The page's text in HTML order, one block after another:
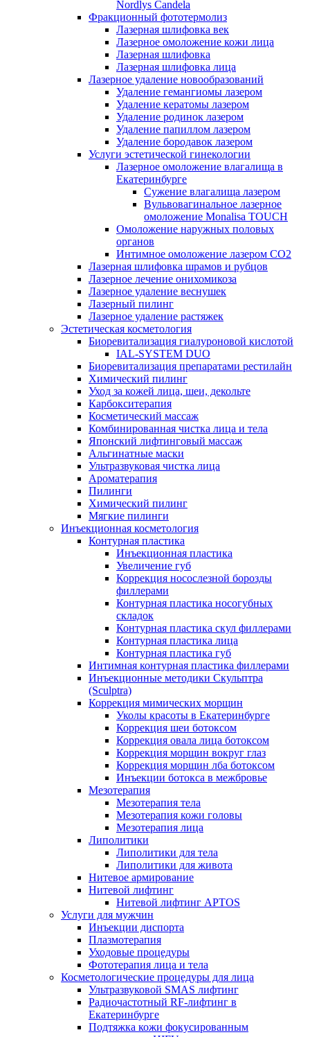
Nordlys Candela
Фракционный фототермолиз
Лазерная шлифовка век
Лазерное омоложение кожи лица
Лазерная шлифовка
Лазерная шлифовка лица
Лазерное удаление новообразований
Удаление гемангиомы лазером
Удаление кератомы лазером
Удаление родинок лазером
Удаление папиллом лазером
Удаление бородавок лазером
Услуги эстетической гинекологии
Лазерное омоложение влагалища в
Екатеринбурге
Cужение влагалища лазером
Вульвовагинальное лазерное
омоложение Monalisa TOUCH
Омоложение наружных половых
органов
Интимное омоложение лазером СО2
Лазерная шлифовка шрамов и рубцов
Лазерное лечение онихомикоза
Лазерное удаление веснушек
Лазерный пилинг
Лазерное удаление растяжек
Эстетическая косметология
Биоревитализация гиалуроновой кислотой
IAL-SYSTEM DUO
Биоревитализация препаратами рестилайн
Химический пилинг
Уход за кожей лица, шеи, декольте
Карбокситерапия
Косметический массаж
Комбинированная чистка лица и тела
Японский лифтинговый массаж
Альгинатные маски
Ультразвуковая чистка лица
Ароматерапия
Пилинги
Химический пилинг
Мягкие пилинги
Инъекционная косметология
Контурная пластика
Инъекционная пластика
Увеличение губ
Коррекция носослезной борозды
филлерами
Контурная пластика носогубных
складок
Контурная пластика скул филлерами
Контурная пластика лица
Контурная пластика губ
Интимная контурная пластика филлерами
Инъекционные методики Скульптра
(Sculptra)
Коррекция мимических морщин
Уколы красоты в Екатеринбурге
Коррекция шеи ботоксом
Коррекция овала лица ботоксом
Коррекция морщин вокруг глаз
Коррекция морщин лба ботоксом
Инъекции ботокса в межбровье
Мезотерапия
Мезотерапия тела
Мезотерапия кожи головы
Мезотерапия лица
Липолитики
Липолитики для тела
Липолитики для живота
Нитевое армирование
Нитевой лифтинг
Нитевой лифтинг APTOS
Услуги для мужчин
Инъекции диспорта
Плазмотерапия
Уходовые процедуры
Фототерапия лица и тела
Косметологические процедуры для лица
Ультразвуковой SMAS лифтинг
Радиочастотный RF-лифтинг в
Екатеринбурге
Подтяжка кожи фокусированным